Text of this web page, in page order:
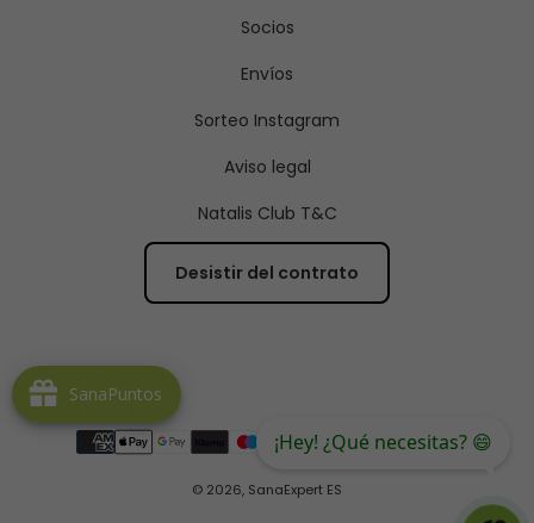
Socios
Envíos
Sorteo Instagram
Aviso legal
Natalis Club T&C
Desistir del contrato
© 2026, SanaExpert ES
¡Hey! ¿Qué necesitas? 😄
SanaPuntos